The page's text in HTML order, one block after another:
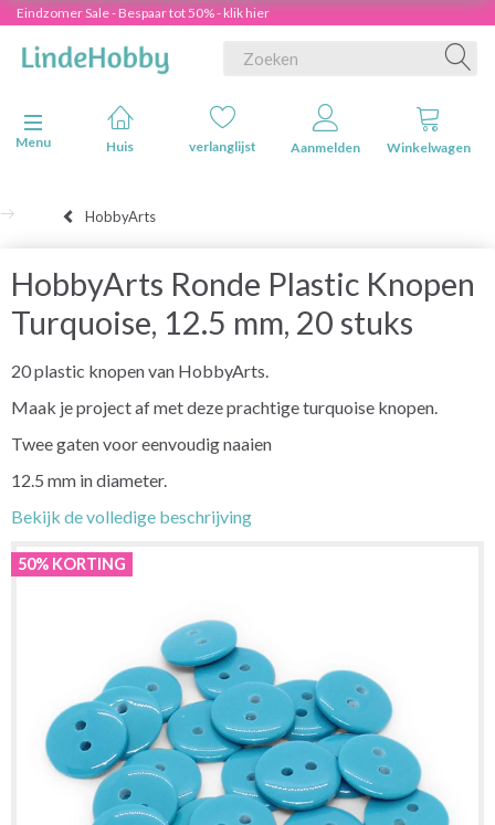
Eindzomer Sale - Bespaar tot 50% - klik hier
Navigatie in-/uitschakelen
Menu
Huis verlanglijst Aanmelden Winkelwagen
HobbyArts
HobbyArts Ronde Plastic Knopen
Turquoise, 12.5 mm, 20 stuks
20 plastic knopen van HobbyArts.
Maak je project af met deze prachtige turquoise knopen.
Twee gaten voor eenvoudig naaien
12.5 mm in diameter.
Bekijk de volledige beschrijving
50% KORTING